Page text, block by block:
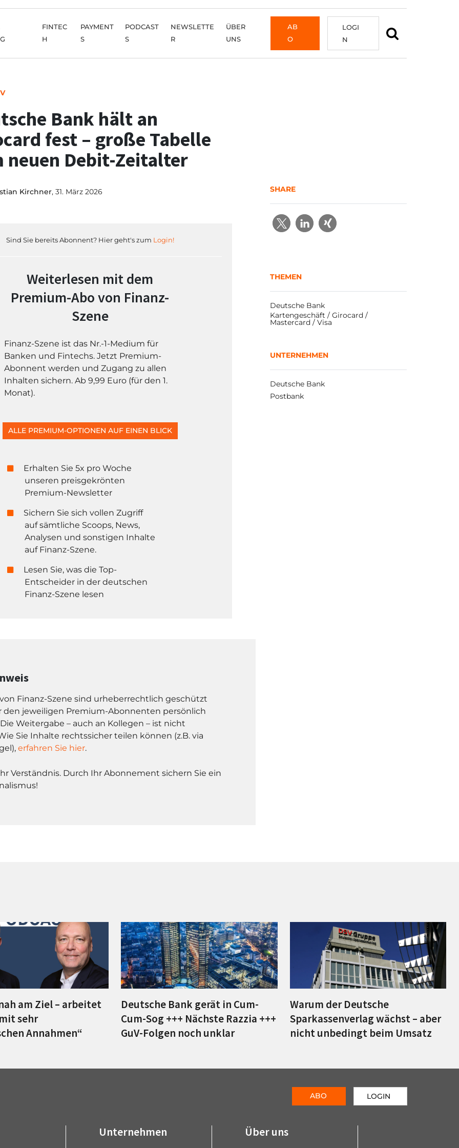
FINTEC
H
PAYMENT
S
PODCAST
S
NEWSLETTE
R
ÜBER
UNS
AB
O
LOGI
N
Bank hält an
fest – große Tabelle
neuen Debit-Zeitalter
Kirchner, 31. März 2026
Sind Sie bereits Abonnent? Hier geht's zum Login!
Weiterlesen mit dem
Premium-Abo von Finanz-
Szene
Finanz-Szene ist das Nr.-1-Medium für
Banken und Fintechs. Jetzt Premium-
Abonnent werden und Zugang zu allen
Inhalten sichern. Ab 9,99 Euro (für den 1.
Monat).
ALLE PREMIUM-OPTIONEN AUF EINEN BLICK
Erhalten Sie 5x pro Woche
unseren preisgekrönten
Premium-Newsletter
Sichern Sie sich vollen Zugriff
auf sämtliche Scoops, News,
Analysen und sonstigen Inhalte
auf Finanz-Szene.
Lesen Sie, was die Top-
Entscheider in der deutschen
Finanz-Szene lesen
Finanz-Szene sind urheberrechtlich geschützt
den jeweiligen Premium-Abonnenten persönlich
Weitergabe – auch an Kollegen – ist nicht
Sie Inhalte rechtssicher teilen können (z.B. via
erfahren Sie hier.
Verständnis. Durch Ihr Abonnement sichern Sie ein
SHARE
THEMEN
Deutsche Bank
Kartengeschäft / Girocard /
Mastercard / Visa
UNTERNEHMEN
Deutsche Bank
Postbank
am Ziel – arbeitet
sehr
Annahmen“
Deutsche Bank gerät in Cum-
Cum-Sog +++ Nächste Razzia +++
GuV-Folgen noch unklar
Warum der Deutsche
Sparkassenverlag wächst – aber
nicht unbedingt beim Umsatz
Unternehmen Über uns
ABO LOGIN